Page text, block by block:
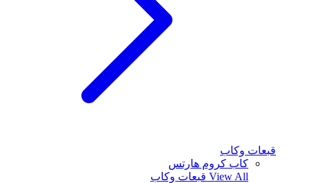
قبعات وكاب
كاب كروم هارتس
View All قبعات وكاب